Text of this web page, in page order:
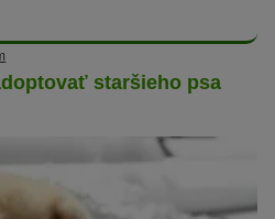
staršieho psa